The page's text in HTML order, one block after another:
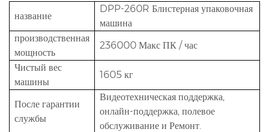
название
DPP-260R Блистерная упаковочная
машина
производственная
мощность
236000 Макс ПК / час
Чистый вес
машины
1605 кг
После гарантии
службы
Видеотехническая поддержка,
онлайн-поддержка, полевое
обслуживание и Ремонт.